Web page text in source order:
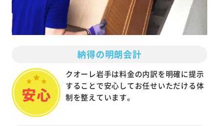
納得の明朗会計
クオーレ岩手は料金の内訳を明確に提示
することで安心してお任せいただける体
制を整えています。